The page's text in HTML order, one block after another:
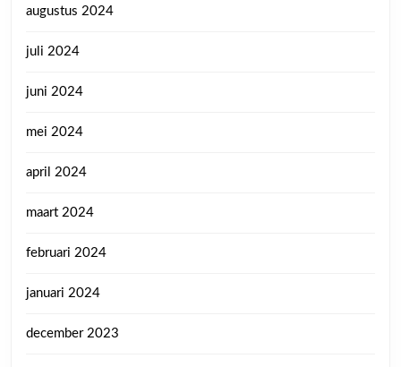
augustus 2024
juli 2024
juni 2024
mei 2024
april 2024
maart 2024
februari 2024
januari 2024
december 2023